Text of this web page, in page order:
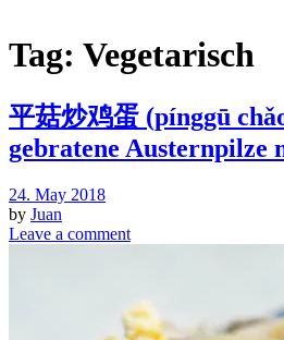
Tag: Vegetarisch
平菇炒鸡蛋 (pínggū
gebratene Austernpilze
24. May 2018
by Juan
Leave a comment